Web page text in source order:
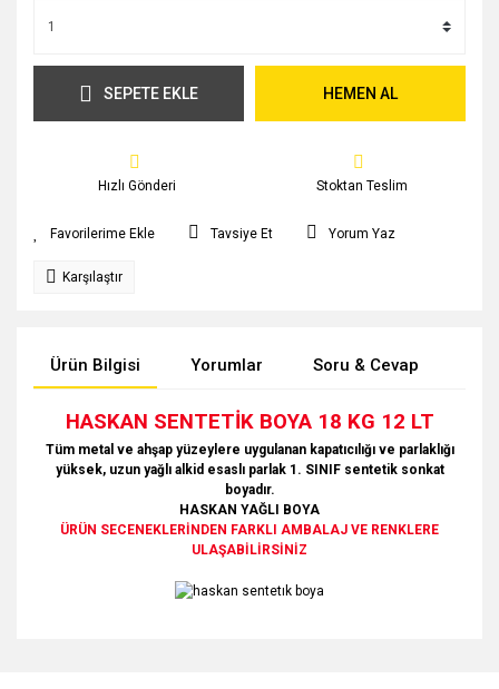
SEPETE EKLE HEMEN AL
Hızlı Gönderi Stoktan Teslim
Tavsiye Et Yorum Yaz
Karşılaştır
Ürün Bilgisi Yorumlar Soru & Cevap
HASKAN SENTETİK BOYA 18 KG 12 LT
Tüm metal ve ahşap yüzeylere uygulanan kapatıcılığı ve parlaklığı
yüksek, uzun yağlı alkid esaslı parlak 1. SINIF sentetik sonkat
boyadır.
HASKAN YAĞLI BOYA
ÜRÜN SECENEKLERİNDEN FARKLI AMBALAJ VE RENKLERE
ULAŞABİLİRSİNİZ